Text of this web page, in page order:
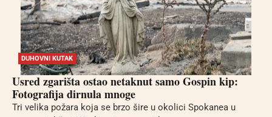
DUHOVNI KUTAK
Usred zgarišta ostao netaknut samo Gospin kip:
Fotografija dirnula mnoge
Tri velika požara koja se brzo šire u okolici Spokanea u